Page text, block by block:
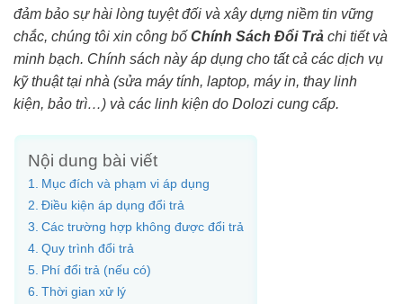
đảm bảo sự hài lòng tuyệt đối và xây dựng niềm tin vững
chắc, chúng tôi xin công bố Chính Sách Đổi Trả chi tiết và
minh bạch. Chính sách này áp dụng cho tất cả các dịch vụ
kỹ thuật tại nhà (sửa máy tính, laptop, máy in, thay linh
kiện, bảo trì…) và các linh kiện do Dolozi cung cấp.
Nội dung bài viết
Mục đích và phạm vi áp dụng
Điều kiện áp dụng đổi trả
Các trường hợp không được đổi trả
Quy trình đổi trả
Phí đổi trả (nếu có)
Thời gian xử lý